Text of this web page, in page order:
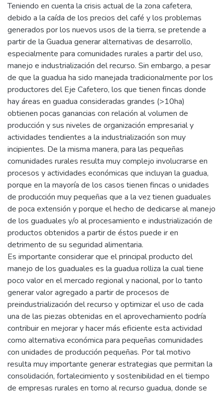
Teniendo en cuenta la crisis actual de la zona cafetera,
debido a la caída de los precios del café y los problemas
generados por los nuevos usos de la tierra, se pretende a
partir de la Guadua generar alternativas de desarrollo,
especialmente para comunidades rurales a partir del uso,
manejo e industrialización del recurso. Sin embargo, a pesar
de que la guadua ha sido manejada tradicionalmente por los
productores del Eje Cafetero, los que tienen fincas donde
hay áreas en guadua consideradas grandes (>10ha)
obtienen pocas ganancias con relación al volumen de
producción y sus niveles de organización empresarial y
actividades tendientes a la industrialización son muy
incipientes. De la misma manera, para las pequeñas
comunidades rurales resulta muy complejo involucrarse en
procesos y actividades económicas que incluyan la guadua,
porque en la mayoría de los casos tienen fincas o unidades
de producción muy pequeñas que a la vez tienen guaduales
de poca extensión y porque el hecho de dedicarse al manejo
de los guaduales y/o al procesamiento e industrialización de
productos obtenidos a partir de éstos puede ir en
detrimento de su seguridad alimentaria.
Es importante considerar que el principal producto del
manejo de los guaduales es la guadua rolliza la cual tiene
poco valor en el mercado regional y nacional, por lo tanto
generar valor agregado a partir de procesos de
preindustrialización del recurso y optimizar el uso de cada
una de las piezas obtenidas en el aprovechamiento podría
contribuir en mejorar y hacer más eficiente esta actividad
como alternativa económica para pequeñas comunidades
con unidades de producción pequeñas. Por tal motivo
resulta muy importante generar estrategias que permitan la
consolidación, fortalecimiento y sostenibilidad en el tiempo
de empresas rurales en torno al recurso guadua, donde se